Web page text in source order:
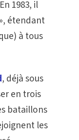
1983, il
étendant
à tous
, déjà sous
en trois
bataillons
les